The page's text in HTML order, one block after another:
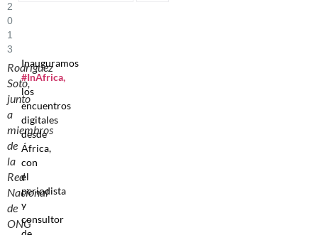
2
0
1
3
Rodríguez
Soto,
junto
a
miembros
de
la
Red
Nacional
de
ONG
Inauguramos
#InAfrica,
los
encuentros
digitales
desde
África,
con
el
periodista
y
consultor